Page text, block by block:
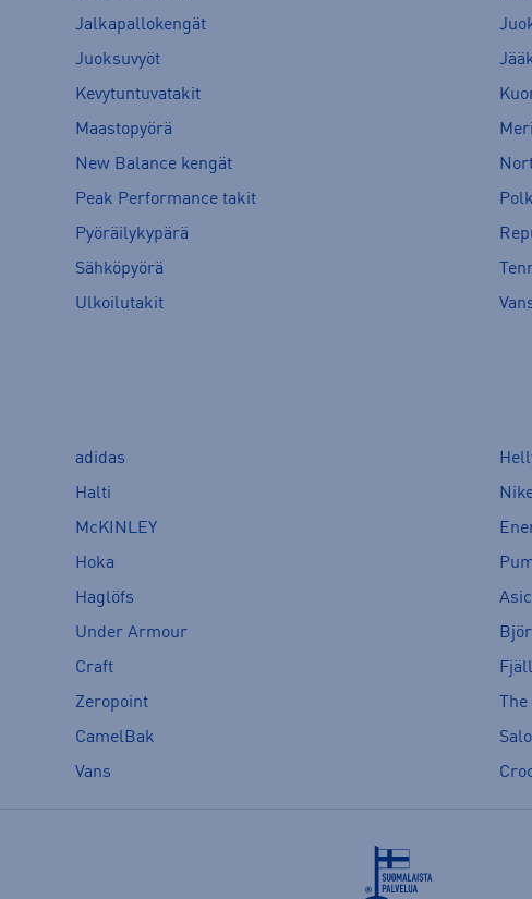
Jalkapallokengät
Juoksuvyöt
Kevytuntuvatakit
Maastopyörä
New Balance kengät
Peak Performance takit
Pyöräilykypärä
Sähköpyörä
Ulkoilutakit
adidas
Halti
McKINLEY
Hoka
Haglöfs
Under Armour
Craft
Zeropoint
CamelBak
Vans